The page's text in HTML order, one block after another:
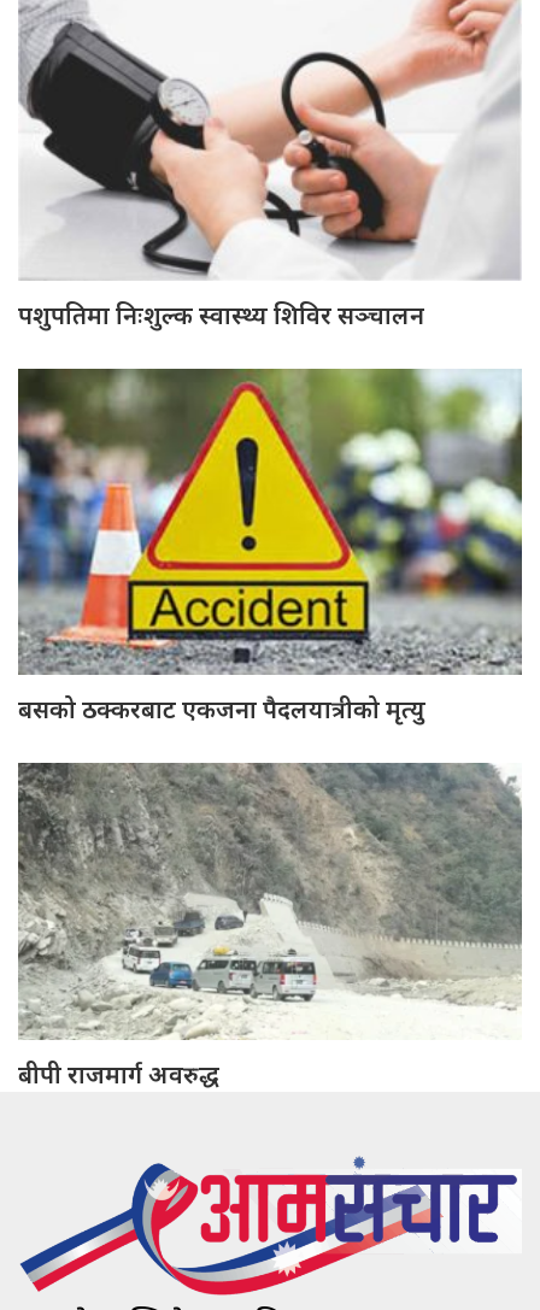
पशुपतिमा निःशुल्क स्वास्थ्य शिविर सञ्चालन
बसको ठक्करबाट एकजना पैदलयात्रीको मृत्यु
बीपी राजमार्ग अवरुद्ध